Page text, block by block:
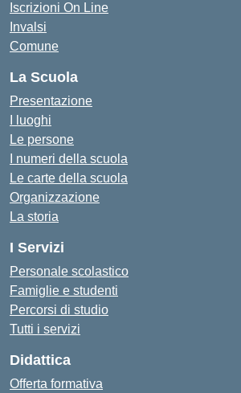
Iscrizioni On Line
Invalsi
Comune
La Scuola
Presentazione
I luoghi
Le persone
I numeri della scuola
Le carte della scuola
Organizzazione
La storia
I Servizi
Personale scolastico
Famiglie e studenti
Percorsi di studio
Tutti i servizi
Didattica
Offerta formativa